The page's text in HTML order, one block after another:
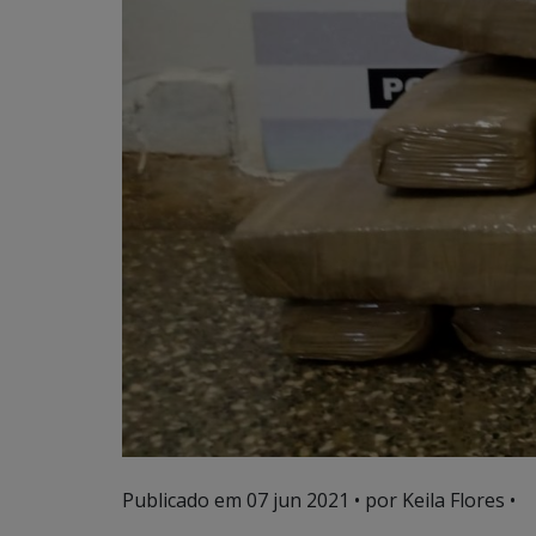
Publicado em 07 jun 2021 • por Keila Flores •